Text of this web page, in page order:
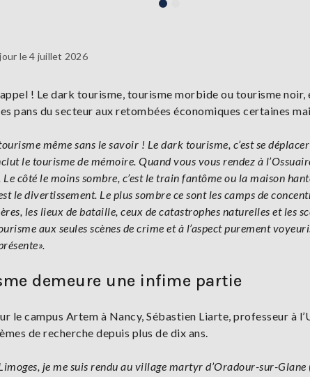
le 4 juillet 2026
! Le dark tourisme, tourisme morbide ou tourisme noir,
pans du secteur aux retombées économiques certaines
même sans le savoir ! Le dark tourisme, c’est se
le tourisme de mémoire. Quand vous vous rendez à
côté le moins sombre, c’est le train fantôme ou la maison
le divertissement. Le plus sombre ce sont les camps de
les lieux de bataille, ceux de catastrophes naturelles et les
aux seules scènes de crime et à l’aspect purement
demeure une infime partie
le campus Artem à Nancy, Sébastien Liarte, professeur à
de recherche depuis plus de dix ans.
je me suis rendu au village martyr d’Oradour-sur-